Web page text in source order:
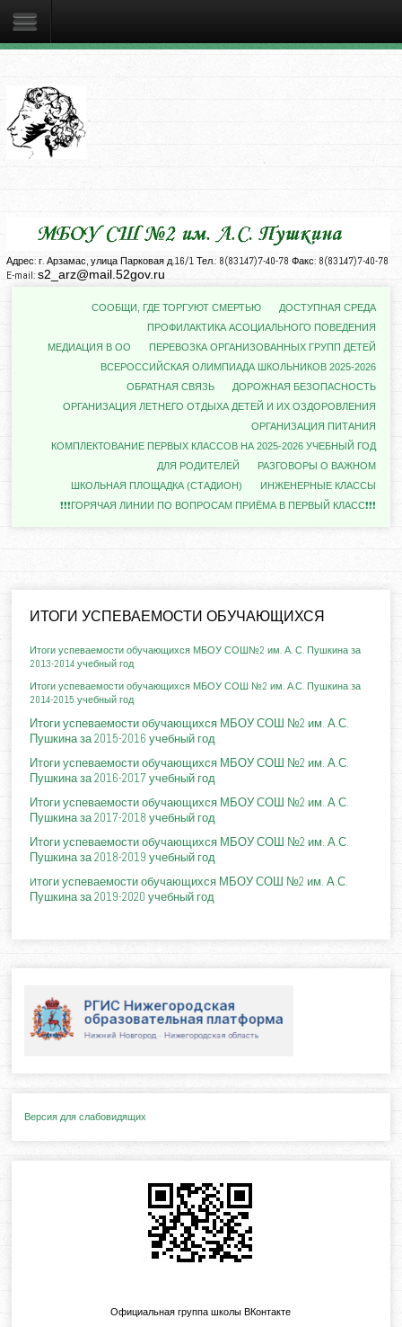
Адрес: г. Арзамас, улица Парковая д.16/1 Тел.: 8(83147)7-40-78 Факс: 8(83147)7-40-78
E-mail:s2_arz@mail.52gov.ru
ДОСТУПНАЯ СРЕДА
СООБЩИ, ГДЕ ТОРГУЮТ СМЕРТЬЮ
ПРОФИЛАКТИКА АСОЦИАЛЬНОГО ПОВЕДЕНИЯ
ПЕРЕВОЗКА ОРГАНИЗОВАННЫХ ГРУПП ДЕТЕЙ
МЕДИАЦИЯ В ОО
ВСЕРОССИЙСКАЯ ОЛИМПИАДА ШКОЛЬНИКОВ 2025-2026
ДОРОЖНАЯ БЕЗОПАСНОСТЬ
ОБРАТНАЯ СВЯЗЬ
ОРГАНИЗАЦИЯ ЛЕТНЕГО ОТДЫХА ДЕТЕЙ И ИХ ОЗДОРОВЛЕНИЯ
ОРГАНИЗАЦИЯ ПИТАНИЯ
КОМПЛЕКТОВАНИЕ ПЕРВЫХ КЛАССОВ НА 2025-2026 УЧЕБНЫЙ ГОД
РАЗГОВОРЫ О ВАЖНОМ
ДЛЯ РОДИТЕЛЕЙ
ИНЖЕНЕРНЫЕ КЛАССЫ
ШКОЛЬНАЯ ПЛОЩАДКА (СТАДИОН)
❗❗❗ГОРЯЧАЯ ЛИНИИ ПО ВОПРОСАМ ПРИЁМА В ПЕРВЫЙ КЛАСС❗❗❗
ИТОГИ УСПЕВАЕМОСТИ ОБУЧАЮЩИХСЯ
Итоги успеваемости обучающихся МБОУ СОШ№2 им. А. С. Пушкина за
2013-2014 учебный год
Итоги успеваемости обучающихся МБОУ СОШ №2 им. А.С. Пушкина за
2014-2015 учебный год
Итоги успеваемости обучающихся МБОУ СОШ №2 им. А.С.
Пушкина за 2015-2016 учебный год
Итоги успеваемости обучающихся МБОУ СОШ №2 им. А.С.
Пушкина за 2016-2017 учебный год
Итоги успеваемости обучающихся МБОУ СОШ №2 им. А.С.
Пушкина за 2017-2018 учебный год
Итоги успеваемости обучающихся МБОУ СОШ №2 им. А.С.
Пушкина за 2018-2019 учебный год
Итоги успеваемостиобучающихся МБОУ СОШ №2 им. А.С.
Пушкиназа2019-2020 учебный год
Версия для слабовидящих
Официальная группа школы ВКонтакте